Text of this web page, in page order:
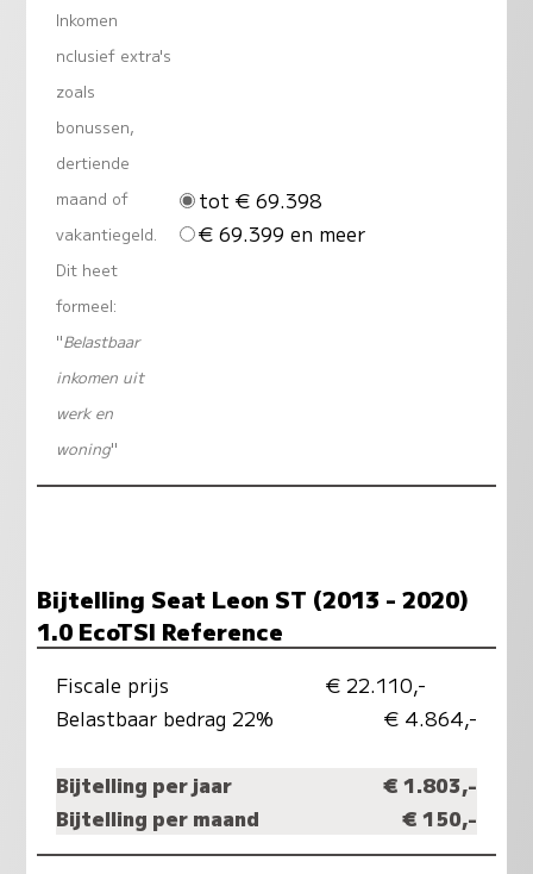
Inkomen
nclusief extra's
zoals
bonussen,
dertiende
maand of
vakantiegeld.
Dit heet
formeel:
"Belastbaar
inkomen uit
werk en
woning"
tot € 69.398
€ 69.399 en meer
Bijtelling Seat Leon ST (2013 - 2020)
1.0 EcoTSI Reference
Fiscale prijs
€ 22.110,-
Belastbaar bedrag 22%
€ 4.864,-
Bijtelling per jaar
€ 1.803,-
Bijtelling per maand
€ 150,-